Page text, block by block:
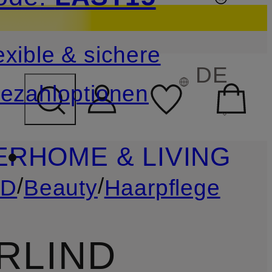
ÜBERSPRINGEN
& sichere
DE
HOME & LIVING
/Beauty/Haarpflege